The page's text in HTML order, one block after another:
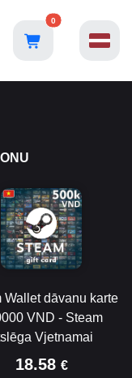
0
Wallet dāvanu karte
VND - Steam
Vjetnamai
18.58 €